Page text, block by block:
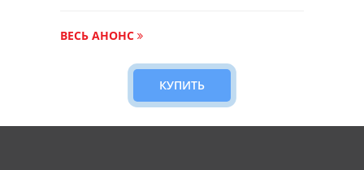
ВЕСЬ АНОНС
КУПИТЬ